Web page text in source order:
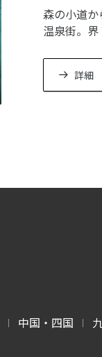
森の小道
温泉街。
す。
詳細
| 中国・四国 |